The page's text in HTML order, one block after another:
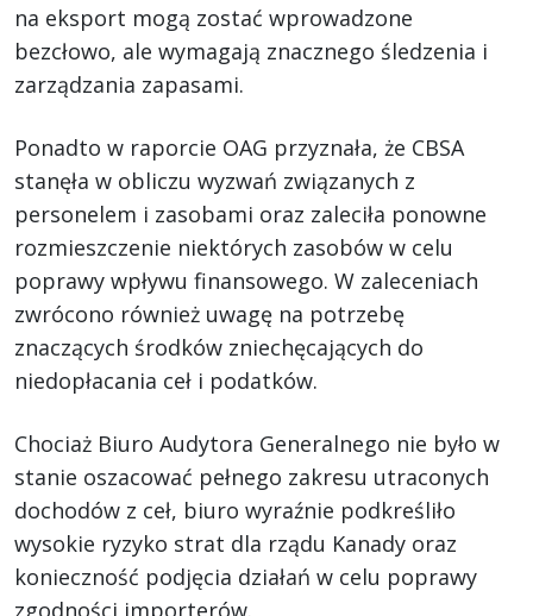
na eksport mogą zostać wprowadzone
bezcłowo, ale wymagają znacznego śledzenia i
zarządzania zapasami.
Ponadto w raporcie OAG przyznała, że CBSA
stanęła w obliczu wyzwań związanych z
personelem i zasobami oraz zaleciła ponowne
rozmieszczenie niektórych zasobów w celu
poprawy wpływu finansowego. W zaleceniach
zwrócono również uwagę na potrzebę
znaczących środków zniechęcających do
niedopłacania ceł i podatków.
Chociaż Biuro Audytora Generalnego nie było w
stanie oszacować pełnego zakresu utraconych
dochodów z ceł, biuro wyraźnie podkreśliło
wysokie ryzyko strat dla rządu Kanady oraz
konieczność podjęcia działań w celu poprawy
zgodności importerów.